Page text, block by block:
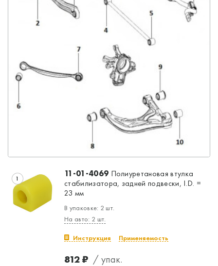
1 11-01-4069 Полиуретановая втулка
стабилизатора, задней подвески, I.D. =
23 мм
В упаковке: 2 шт.
На авто: 2 шт.
Инструкция Применяемость
812 ₽ / упак.